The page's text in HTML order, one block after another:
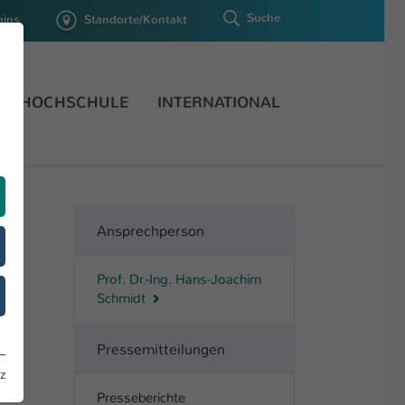
Standorte/Kontakt Suche
HOCHSCHULE INTERNATIONAL
Ansprechperson
Prof. Dr.-Ing. Hans-Joachim
Schmidt
Pressemitteilungen
Presseberichte